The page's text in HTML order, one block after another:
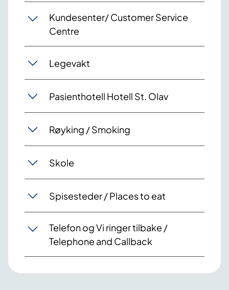
Kundesenter/ Customer Service
Centre
Legevakt
Pasienthotell Hotell St. Olav
Røyking / Smoking
Skole
Spisesteder / Places to eat
Telefon og Vi ringer tilbake /
Telephone and Callback